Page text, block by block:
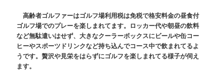
高齢者ゴルファーはゴルフ場利用税は免税で格安料金の昼食付
ゴルフ場でのプレーを楽しまれてます。ロッカー代や朝昼の飲料
など無駄遣いはせず、大きなクーラーボックスにビールや缶コー
ヒーやスポーツドリンクなど持ち込んでコース中で飲まれてるよ
うです。贅沢や見栄をはらずにゴルフを楽しまれてる様子が伺え
ます。